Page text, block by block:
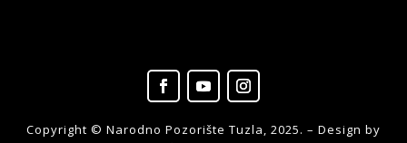
Copyright © Narodno Pozorište Tuzla, 2025. – Design by